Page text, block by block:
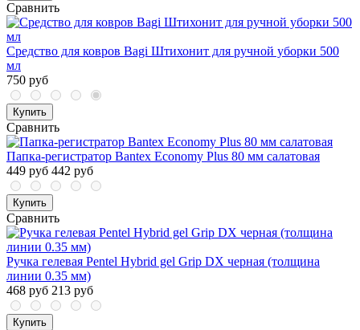
Сравнить
Средство для ковров Bagi Штихонит для ручной уборки 500
мл
750 руб
Купить
Сравнить
Папка-регистратор Bantex Economy Plus 80 мм салатовая
449 руб 442 руб
Купить
Сравнить
Ручка гелевая Pentel Hybrid gel Grip DX черная (толщина
линии 0.35 мм)
468 руб 213 руб
Купить